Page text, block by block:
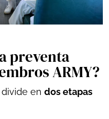
preventa
ARMY?
en dos etapas